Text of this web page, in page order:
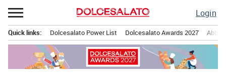
Passa
al
contenuto
Login
principale
Quick links: Dolcesalato Power List Dolcesalato Awards 2027